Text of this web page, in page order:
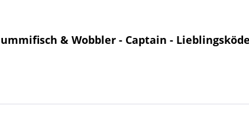
& Wobbler - Captain -